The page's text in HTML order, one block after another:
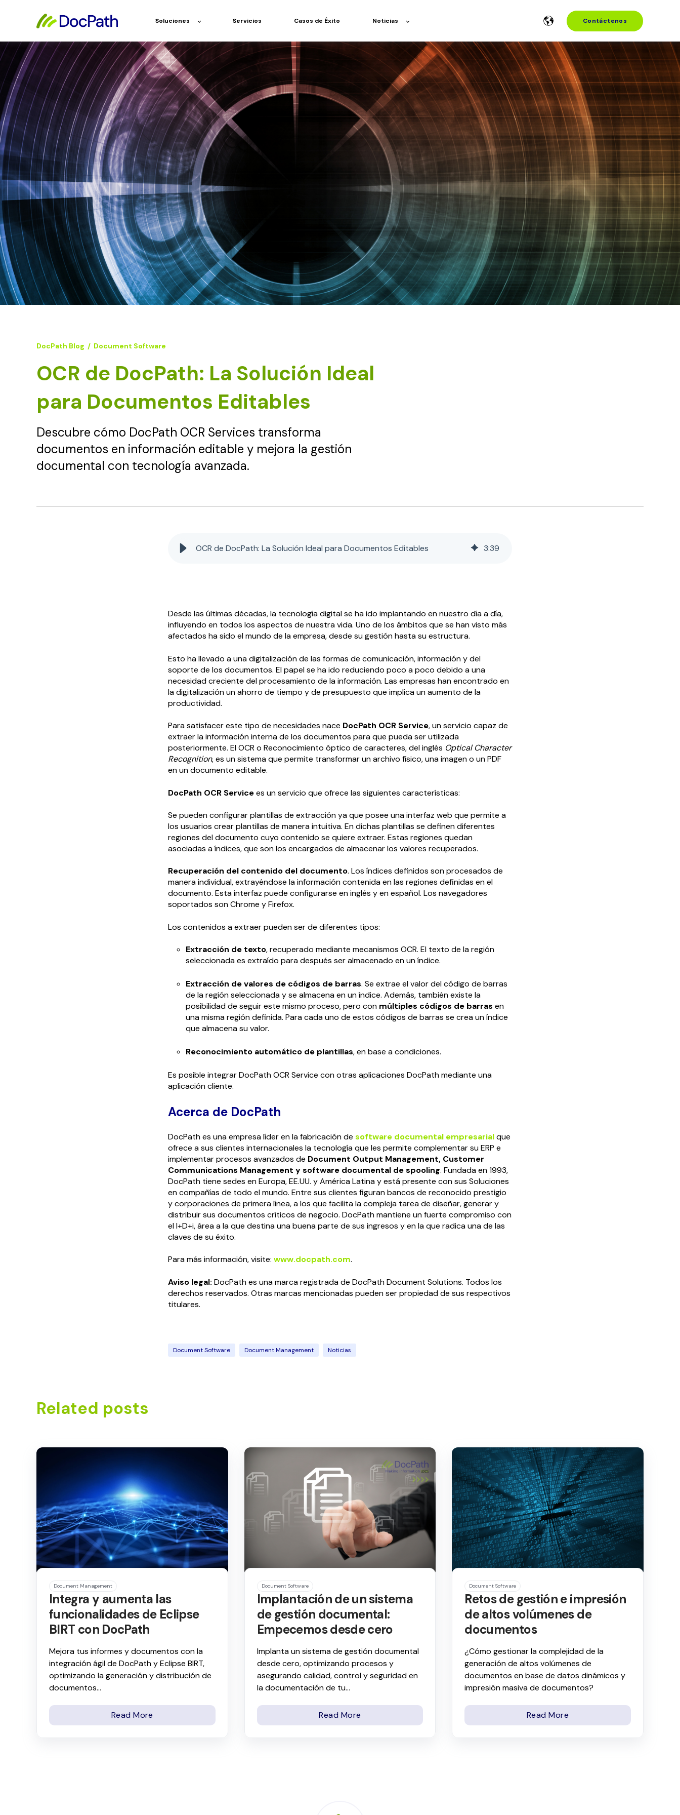
Soluciones Servicios Casos de Éxito Noticias Contáctenos
DocPath Blog / Document Software
OCR de DocPath: La Solución Ideal
para Documentos Editables
Descubre cómo DocPath OCR Services transforma
documentos en información editable y mejora la gestión
documental con tecnología avanzada.
OCR de DocPath: La Solución Ideal para Documentos Editables 3:39
Desde las últimas décadas, la tecnología digital se ha ido implantando en nuestro día a día,
influyendo en todos los aspectos de nuestra vida. Uno de los ámbitos que se han visto más
afectados ha sido el mundo de la empresa, desde su gestión hasta su estructura.
Esto ha llevado a una digitalización de las formas de comunicación, información y del
soporte de los documentos. El papel se ha ido reduciendo poco a poco debido a una
necesidad creciente del procesamiento de la información. Las empresas han encontrado en
la digitalización un ahorro de tiempo y de presupuesto que implica un aumento de la
productividad.
Para satisfacer este tipo de necesidades nace DocPath OCR Service, un servicio capaz de
extraer la información interna de los documentos para que pueda ser utilizada
posteriormente. El OCR o Reconocimiento óptico de caracteres, del inglés Optical Character
Recognition, es un sistema que permite transformar un archivo físico, una imagen o un PDF
en un documento editable.
DocPath OCR Servicees un servicio que ofrece las siguientes características:
Se pueden configurar plantillas de extracción ya que posee una interfaz web que permite a
los usuarios crear plantillas de manera intuitiva. En dichas plantillas se definen diferentes
regiones del documento cuyo contenido se quiere extraer. Estas regiones quedan
asociadas a índices, que son los encargados de almacenar los valores recuperados.
Recuperación del contenido del documento. Los índices definidos son procesados de
manera individual, extrayéndose la información contenida en las regiones definidas en el
documento. Esta interfaz puede configurarse en inglés y en español. Los navegadores
soportados son Chrome y Firefox.
Los contenidos a extraer pueden ser de diferentes tipos:
Extracción de texto, recuperado mediante mecanismos OCR. El texto de la región
seleccionada es extraído para después ser almacenado en un índice.
Extracción de valores de códigos de barras. Se extrae el valor del código de barras
de la región seleccionada y se almacena en un índice. Además, también existe la
posibilidad de seguir este mismo proceso, pero con múltiples códigos de barras en
una misma región definida. Para cada uno de estos códigos de barras se crea un índice
que almacena su valor.
Reconocimiento automático de plantillas, en base a condiciones.
Es posible integrar DocPath OCR Service con otras aplicaciones DocPath mediante una
aplicación cliente.
Acerca de DocPath
DocPath es una empresa líder en la fabricación de software documental empresarialque
ofrece a sus clientes internacionales la tecnología que les permite complementar su ERP e
implementar procesos avanzados de Document Output Management, Customer
Communications Management y software documental de spooling. Fundada en 1993,
DocPath tiene sedes en Europa, EE.UU. y América Latina y está presente con sus Soluciones
en compañías de todo el mundo. Entre sus clientes figuran bancos de reconocido prestigio
y corporaciones de primera línea, a los que facilita la compleja tarea de diseñar, generar y
distribuir sus documentos críticos de negocio. DocPath mantiene un fuerte compromiso con
el I+D+i, área a la que destina una buena parte de sus ingresos y en la que radica una de las
claves de su éxito.
Para más información, visite: www.docpath.com.
Aviso legal: DocPath es una marca registrada de DocPath Document Solutions. Todos los
derechos reservados. Otras marcas mencionadas pueden ser propiedad de sus respectivos
titulares.
Document Software Document Management Noticias
Related posts
Document Management
Integra y aumenta las
funcionalidades de Eclipse
BIRT con DocPath
Mejora tus informes y documentos con la
integración ágil de DocPath y Eclipse BIRT,
optimizando la generación y distribución de
documentos...
Read More
Document Software
Implantación de un sistema
de gestión documental:
Empecemos desde cero
Implanta un sistema de gestión documental
desde cero, optimizando procesos y
asegurando calidad, control y seguridad en
la documentación de tu...
Read More
Document Software
Retos de gestión e impresión
de altos volúmenes de
documentos
¿Cómo gestionar la complejidad de la
generación de altos volúmenes de
documentos en base de datos dinámicos y
impresión masiva de documentos?
Read More